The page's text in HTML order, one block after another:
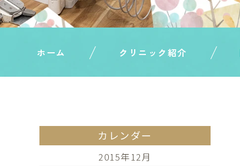
ホーム クリニック紹介
カレンダー
2015年12月